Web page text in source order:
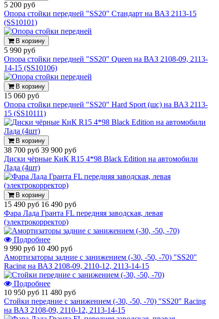
5 200 руб
Опора стойки передней "SS20" Стандарт на ВАЗ 2113-15
(SS10101)
В корзину
5 990 руб
Опора стойки передней "SS20" Queen на ВАЗ 2108-09, 2113-
14-15 (SS10106)
В корзину
15 060 руб
Опора стойки передней "SS20" Hard Sport (шс) на ВАЗ 2113-
15 (SS10111)
В корзину
38 700 руб 39 900 руб
Диски чёрные КиК R15 4*98 Black Edition на автомобили
Лада (4шт)
В корзину
15 490 руб 16 490 руб
Фара Лада Гранта FL передняя заводская, левая
(электрокорректор)
Подробнее
9 990 руб 10 490 руб
Амортизаторы задние с занижением (-30, -50, -70) "SS20"
Racing на ВАЗ 2108-09, 2110-12, 2113-14-15
Подробнее
10 950 руб 11 480 руб
Стойки передние с занижением (-30, -50, -70) "SS20" Racing
на ВАЗ 2108-09, 2110-12, 2113-14-15